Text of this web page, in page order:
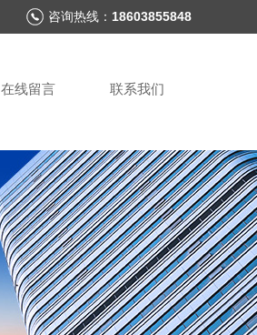
咨询热线： 18603855848
在线留言 联系我们